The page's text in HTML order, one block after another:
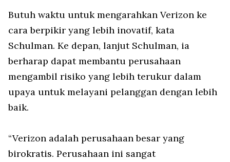
Butuh waktu untuk mengarahkan Verizon ke
cara berpikir yang lebih inovatif, kata
Schulman. Ke depan, lanjut Schulman, ia
berharap dapat membantu perusahaan
mengambil risiko yang lebih terukur dalam
upaya untuk melayani pelanggan dengan lebih
baik.
“Verizon adalah perusahaan besar yang
birokratis. Perusahaan ini sangat